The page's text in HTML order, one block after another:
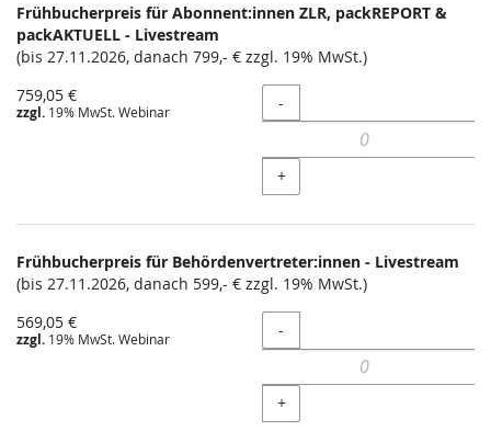
Frühbucherpreis für Abonnent:innen ZLR, packREPORT &
packAKTUELL - Livestream
(bis 27.11.2026, danach 799,- € zzgl. 19% MwSt.)
759,05 €
zzgl. 19% MwSt. Webinar Menge
-
+
Frühbucherpreis für Behördenvertreter:innen - Livestream
(bis 27.11.2026, danach 599,- € zzgl. 19% MwSt.)
569,05 €
zzgl. 19% MwSt. Webinar Menge
-
+